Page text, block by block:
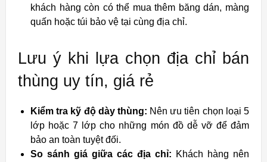
khách hàng còn có thể mua thêm băng dán, màng
quấn hoặc túi bảo vệ tại cùng địa chỉ.
Lưu ý khi lựa chọn địa chỉ bán
thùng uy tín, giá rẻ
Kiểm tra kỹ độ dày thùng: Nên ưu tiên chọn loại 5
lớp hoặc 7 lớp cho những món đồ dễ vỡ để đảm
bảo an toàn tuyệt đối.
So sánh giá giữa các địa chỉ: Khách hàng nên